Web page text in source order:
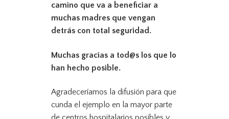
camino que va a beneficiar a
muchas madres que vengan
detrás con total seguridad.
Muchas gracias a tod@s los que lo
han hecho posible.
Agradeceríamos la difusión para que
cunda el ejemplo en la mayor parte